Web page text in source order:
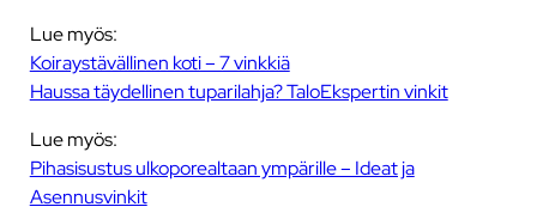
Lue myös:
Koiraystävällinen koti – 7 vinkkiä
Haussa täydellinen tuparilahja? TaloEkspertin vinkit
Lue myös:
Pihasisustus ulkoporealtaan ympärille – Ideat ja
Asennusvinkit